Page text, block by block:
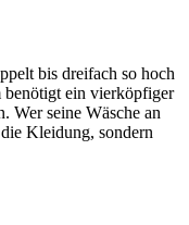
bis dreifach so hoch
ein vierköpfiger
Wer seine Wäsche an
Kleidung, sondern